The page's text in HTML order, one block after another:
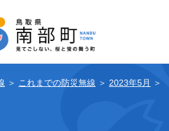
＞ これまでの防災無線 ＞ 2023年5月
＞